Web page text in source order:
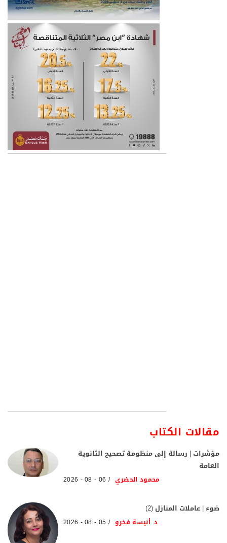
مقالات الكتاب
مؤشرات | رسالة إلى منظومة تصحيح الثانوية
العامة
محمود الحضري 06 - 08 - 2026
ضوء | عاملات المنازل (2)
د. أنيسة فخرو 05 - 08 - 2026